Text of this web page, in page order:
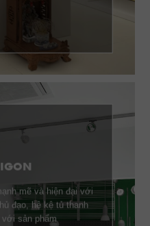
mẽ và hiện đại với
đạo, hệ kệ tủ thanh
sản phẩm